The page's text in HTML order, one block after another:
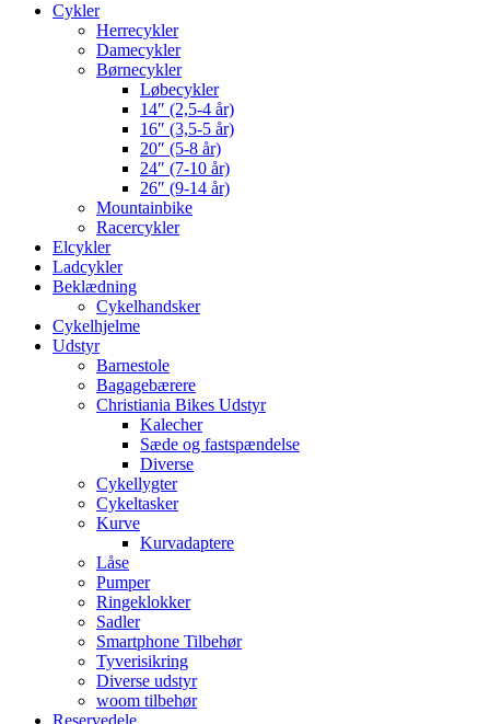
Cykler
Herrecykler
Damecykler
Børnecykler
Løbecykler
14″ (2,5-4 år)
16″ (3,5-5 år)
20″ (5-8 år)
24″ (7-10 år)
26″ (9-14 år)
Mountainbike
Racercykler
Elcykler
Ladcykler
Beklædning
Cykelhandsker
Cykelhjelme
Udstyr
Barnestole
Bagagebærere
Christiania Bikes Udstyr
Kalecher
Sæde og fastspændelse
Diverse
Cykellygter
Cykeltasker
Kurve
Kurvadaptere
Låse
Pumper
Ringeklokker
Sadler
Smartphone Tilbehør
Tyverisikring
Diverse udstyr
woom tilbehør